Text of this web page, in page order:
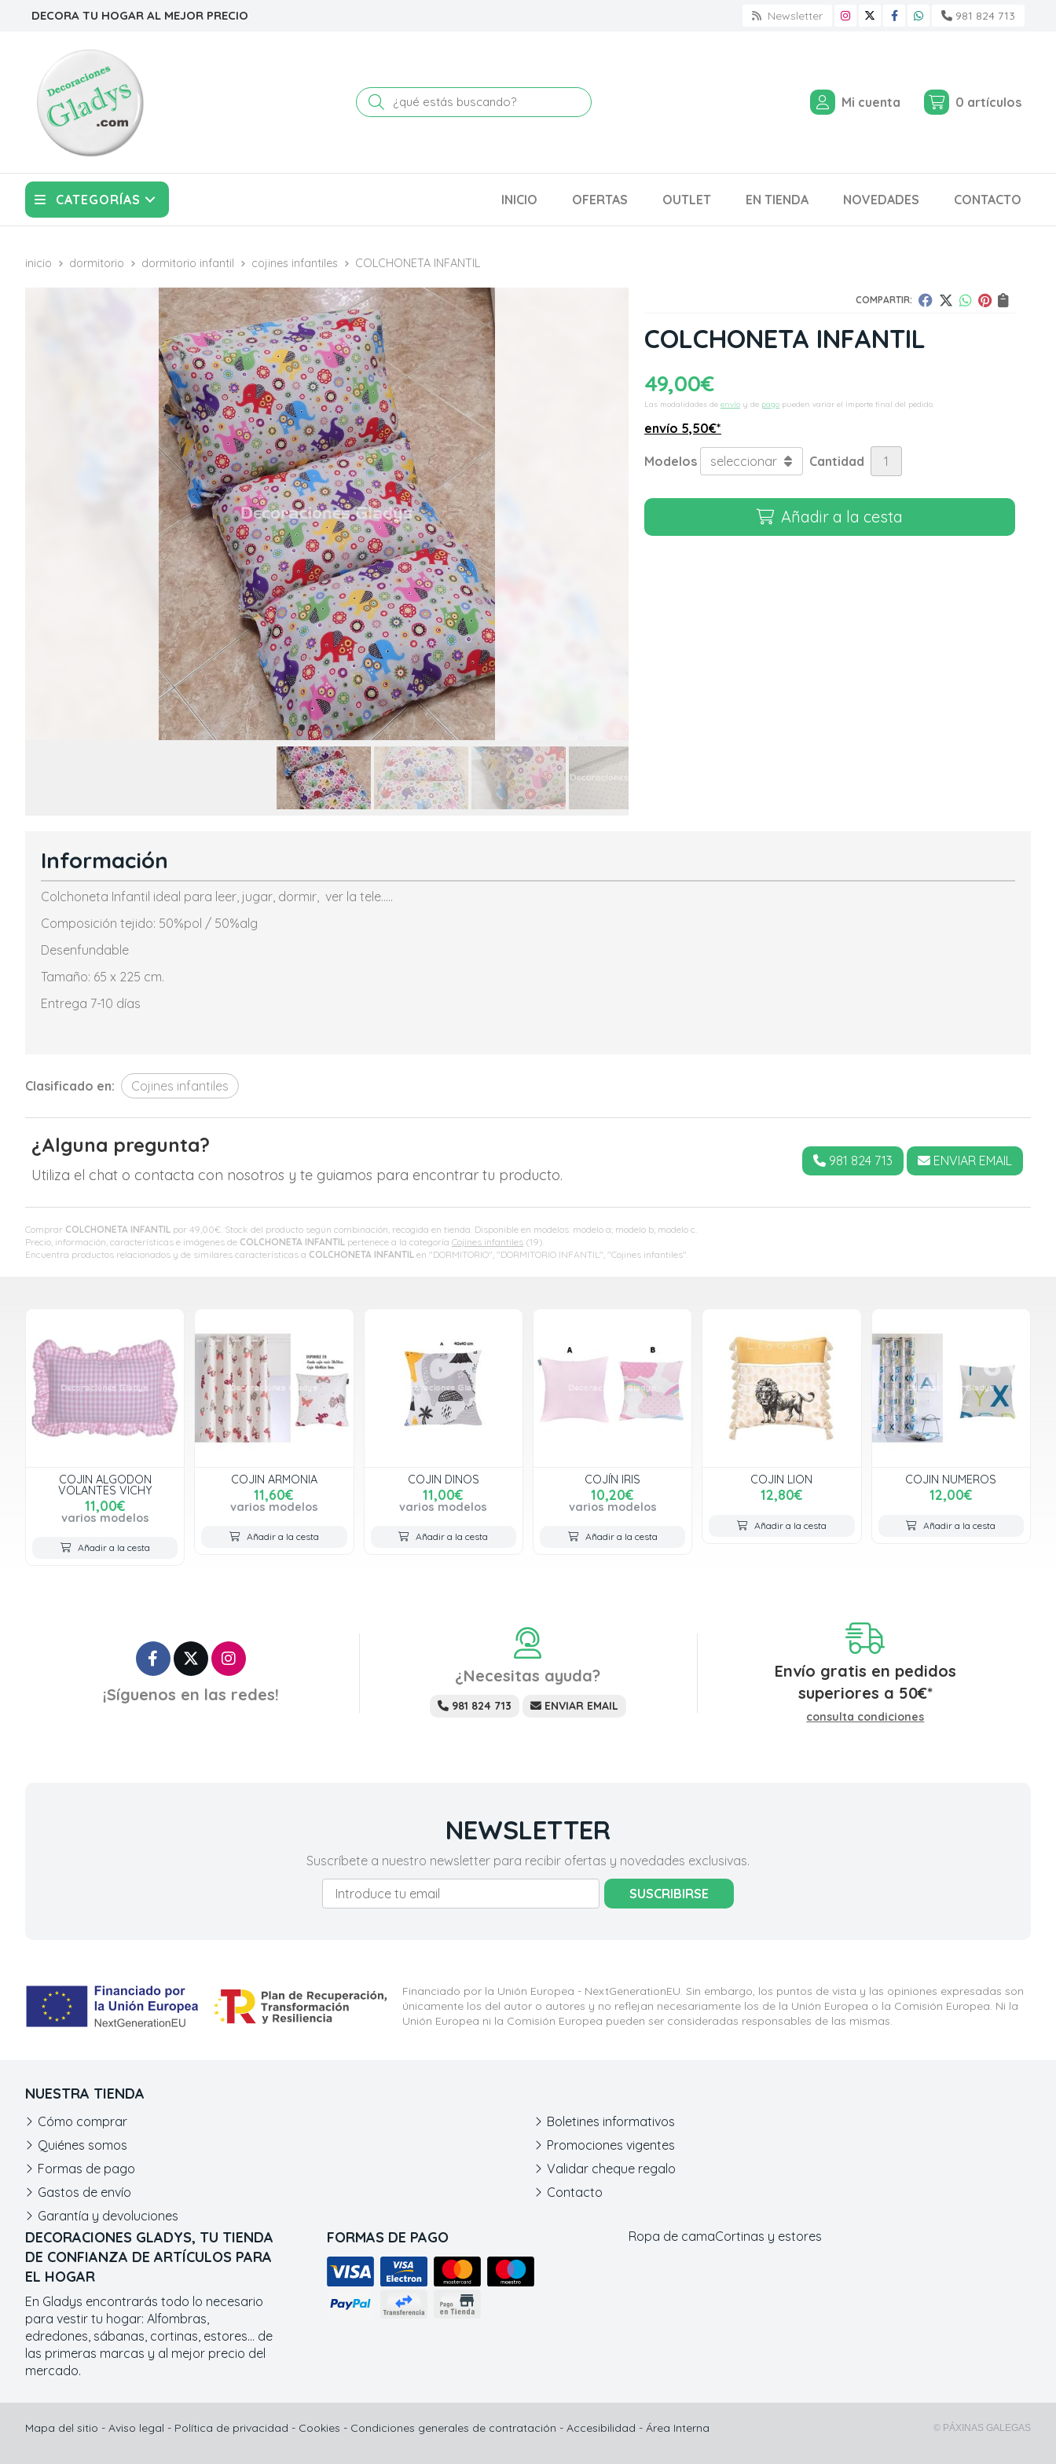
DECORA TU HOGAR AL MEJOR PRECIO Newsletter 981 824 713
Buscar Mi cuenta 0 artículos
CATEGORÍAS INICIO OFERTAS OUTLET EN TIENDA NOVEDADES CONTACTO
inicio dormitorio dormitorio infantil cojines infantiles COLCHONETA INFANTIL
COMPARTIR:
COLCHONETA INFANTIL
49,00€
Las modalidades de envío y de pago pueden variar el importe final del pedido.
envío 5,50€*
Modelos Cantidad
Añadir a la cesta
Comprar COLCHONETA INFANTIL por 49,00€ . Stock del producto según combinación, recogida en tienda. Disponible en modelos: modelo a; modelo b; modelo c.
Precio, información, características e imágenes de COLCHONETA INFANTIL pertenece a la categoría Cojines infantiles (19).
Encuentra productos relacionados y de similares características a COLCHONETA INFANTIL en "DORMITORIO", "DORMITORIO INFANTIL", "Cojines infantiles".
Información
Colchoneta Infantil ideal para leer, jugar, dormir, ver la tele.....
Composición tejido: 50%pol / 50%alg
Desenfundable
Tamaño: 65 x 225 cm.
Entrega 7-10 días
Clasificado en: Cojines infantiles
¿Alguna pregunta?
Utiliza el chat o contacta con nosotros y te guiamos para encontrar tu producto.
981 824 713 ENVIAR EMAIL
COJIN ALGODON
VOLANTES VICHY
11,00€
varios modelos
Añadir a la cesta
COJIN ARMONIA
11,60€
varios modelos
Añadir a la cesta
COJIN DINOS
11,00€
varios modelos
Añadir a la cesta
COJÍN IRIS
10,20€
varios modelos
Añadir a la cesta
COJIN LION
12,80€
Añadir a la cesta
COJIN NUMEROS
12,00€
Añadir a la cesta
¡Síguenos en las redes!
¿Necesitas ayuda?
981 824 713 ENVIAR EMAIL
Envío gratis en pedidos
superiores a 50€*
consulta condiciones
NEWSLETTER
Suscríbete a nuestro newsletter para recibir ofertas y novedades exclusivas.
SUSCRIBIRSE
Financiado por la Unión Europea - NextGenerationEU. Sin embargo, los puntos de vista y las opiniones expresadas son
únicamente los del autor o autores y no reflejan necesariamente los de la Unión Europea o la Comisión Europea. Ni la
Unión Europea ni la Comisión Europea pueden ser consideradas responsables de las mismas.
DECORACIONES GLADYS, TU TIENDA
DE CONFIANZA DE ARTÍCULOS PARA
EL HOGAR
En Gladys encontrarás todo lo necesario
para vestir tu hogar: Alfombras,
edredones, sábanas, cortinas, estores... de
las primeras marcas y al mejor precio del
mercado.
FORMAS DE PAGO
NUESTRA TIENDA
Cómo comprar
Quiénes somos
Formas de pago
Gastos de envío
Garantía y devoluciones
Boletines informativos
Promociones vigentes
Validar cheque regalo
Contacto
Ropa de camaCortinas y estores
Mapa del sitio - Aviso legal - Política de privacidad - Cookies - Condiciones generales de contratación - Accesibilidad - Área Interna © PÁXINAS GALEGAS